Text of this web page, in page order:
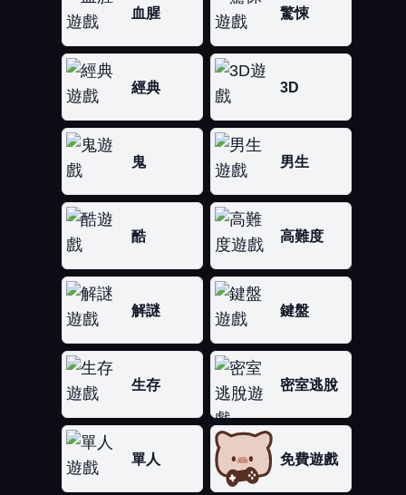
血腥 驚悚
經典 3D
鬼 男生
酷 高難度
解謎 鍵盤
生存 密室逃脫
單人 免費遊戲